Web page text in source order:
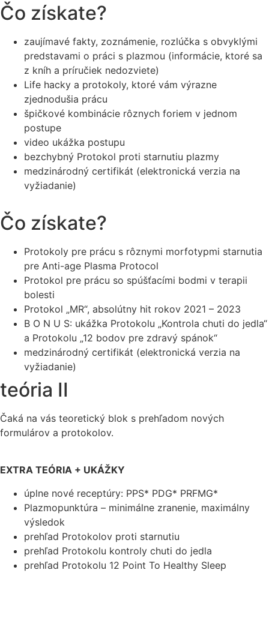
Čo získate?
zaujímavé fakty, zoznámenie, rozlúčka s obvyklými
predstavami o práci s plazmou (informácie, ktoré sa
z kníh a príručiek nedozviete)
Life hacky a protokoly, ktoré vám výrazne
zjednodušia prácu
špičkové kombinácie rôznych foriem v jednom
postupe
video ukážka postupu
bezchybný Protokol proti starnutiu plazmy
medzinárodný certifikát (elektronická verzia na
vyžiadanie)
Čo získate?
Protokoly pre prácu s rôznymi morfotypmi starnutia
pre Anti-age Plasma Protocol
Protokol pre prácu so spúšťacími bodmi v terapii
bolesti
Protokol „MR“, absolútny hit rokov 2021 – 2023
B O N U S: ukážka Protokolu „Kontrola chuti do jedla“
a Protokolu „12 bodov pre zdravý spánok“
medzinárodný certifikát (elektronická verzia na
vyžiadanie)
teória II
Čaká na vás teoretický blok s prehľadom nových
formulárov a protokolov.
EXTRA TEÓRIA + UKÁŽKY
úplne nové receptúry: PPS* PDG* PRFMG*
Plazmopunktúra – minimálne zranenie, maximálny
výsledok
prehľad Protokolov proti starnutiu
prehľad Protokolu kontroly chuti do jedla
prehľad Protokolu 12 Point To Healthy Sleep